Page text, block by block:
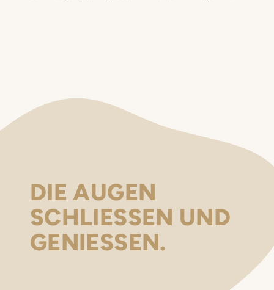
DIE AUGEN
SCHLIESSEN UND
GENIESSEN.